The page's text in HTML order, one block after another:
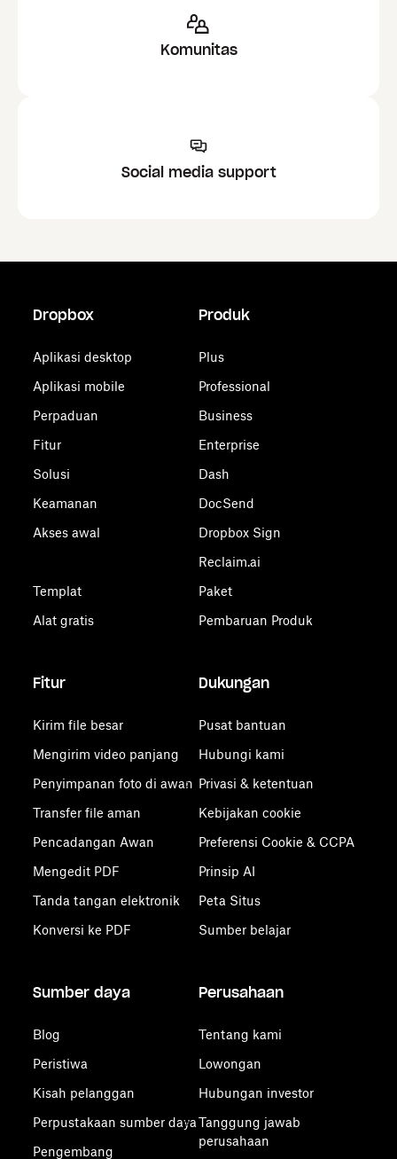
Komunitas
Social media support
Dropbox
Aplikasi desktop
Aplikasi mobile
Perpaduan
Fitur
Solusi
Keamanan
Akses awal
Templat
Alat gratis
Produk
Plus
Professional
Business
Enterprise
Dash
DocSend
Dropbox Sign
Reclaim.ai
Paket
Pembaruan Produk
Fitur
Kirim file besar
Mengirim video panjang
Penyimpanan foto di awan
Transfer file aman
Pencadangan Awan
Mengedit PDF
Tanda tangan elektronik
Konversi ke PDF
Dukungan
Pusat bantuan
Hubungi kami
Privasi & ketentuan
Kebijakan cookie
Preferensi Cookie & CCPA
Prinsip AI
Peta Situs
Sumber belajar
Sumber daya
Blog
Peristiwa
Kisah pelanggan
Perpustakaan sumber daya
Pengembang
Perusahaan
Tentang kami
Lowongan
Hubungan investor
Tanggung jawab
perusahaan